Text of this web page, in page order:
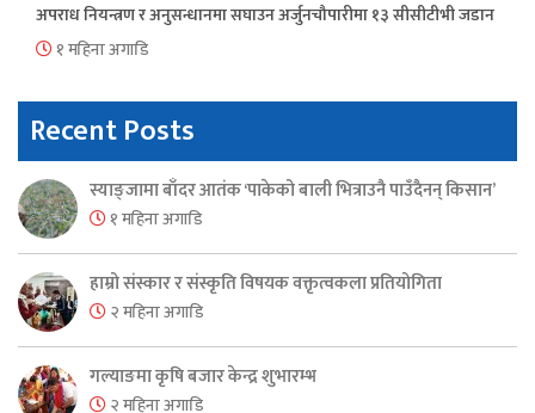
अपराध नियन्त्रण र अनुसन्धानमा सघाउन अर्जुनचौपारीमा १३ सीसीटीभी जडान
१ महिना अगाडि
Recent Posts
स्याङ्जामा बाँदर आतंक ‘पाकेको बाली भित्राउनै पाउँदैनन् किसान’
१ महिना अगाडि
हाम्रो संस्कार र संस्कृति विषयक वक्तृत्वकला प्रतियोगिता
२ महिना अगाडि
गल्याङमा कृषि बजार केन्द्र शुभारम्भ
२ महिना अगाडि